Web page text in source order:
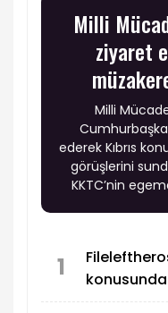
Milli
ziyaret
Milli
ederek Kıbrıs
görüşlerini
KKTC’nin
sürmesi halinde
adımların
1